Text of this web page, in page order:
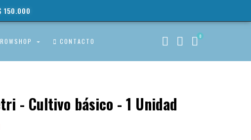
150.000
CONTACTO
0
- Cultivo básico - 1 Unidad